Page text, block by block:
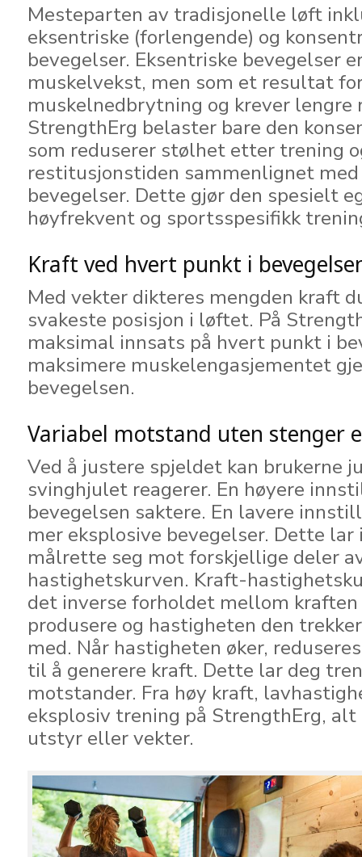
Mesteparten av tradisjonelle løft
eksentriske (forlengende) og
bevegelser. Eksentriske bevegelser
muskelvekst, men som et resultat
muskelnedbrytning og krever
StrengthErg belaster bare den
som reduserer stølhet etter trening
restitusjonstiden sammenlignet
bevegelser. Dette gjør den spesielt
høyfrekvent og sportsspesifikk
Kraft ved hvert punkt i
Med vekter dikteres mengden kraft
svakeste posisjon i løftet. På
maksimal innsats på hvert punkt i
maksimere muskelengasjementet
bevegelsen.
Variabel motstand uten stenger
Ved å justere spjeldet kan brukerne
svinghjulet reagerer. En høyere
bevegelsen saktere. En lavere
mer eksplosive bevegelser. Dette
målrette seg mot forskjellige deler
hastighetskurven. Kraft-
det inverse forholdet mellom kraften
produsere og hastigheten den
med. Når hastigheten øker,
til å generere kraft. Dette lar deg
motstander. Fra høy kraft,
eksplosiv trening på StrengthErg,
utstyr eller vekter.